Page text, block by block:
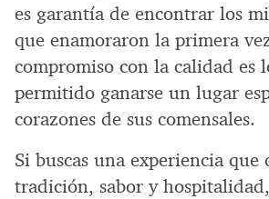
es garantía de encontrar los
que enamoraron la primera
compromiso con la calidad es
permitido ganarse un lugar
corazones de sus comensales.
Si buscas una experiencia que
tradición, sabor y